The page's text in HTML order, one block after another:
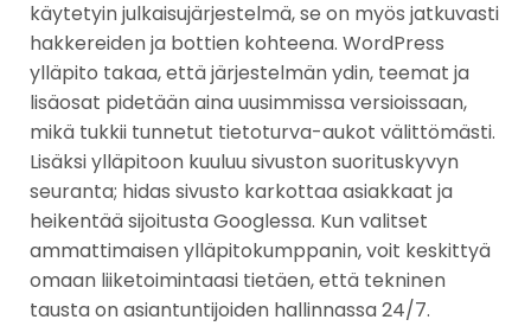
käytetyin julkaisujärjestelmä, se on myös jatkuvasti
hakkereiden ja bottien kohteena. WordPress
ylläpito takaa, että järjestelmän ydin, teemat ja
lisäosat pidetään aina uusimmissa versioissaan,
mikä tukkii tunnetut tietoturva-aukot välittömästi.
Lisäksi ylläpitoon kuuluu sivuston suorituskyvyn
seuranta; hidas sivusto karkottaa asiakkaat ja
heikentää sijoitusta Googlessa. Kun valitset
ammattimaisen ylläpitokumppanin, voit keskittyä
omaan liiketoimintaasi tietäen, että tekninen
tausta on asiantuntijoiden hallinnassa 24/7.